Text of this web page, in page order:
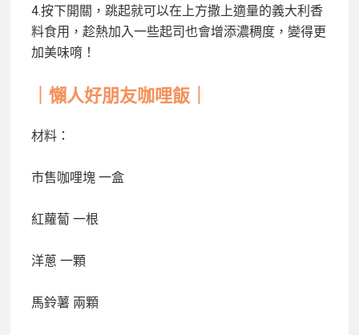
4.按下開關，跳起就可以在上方撒上適量的義大利香
料食用，趁熱加入一些起司也會增添濃稠度，變得更
加美味唷！
｜懶人好朋友咖哩飯｜
材料：
市售咖哩塊 一盒
紅蘿蔔 一根
洋蔥 一顆
馬鈴薯 兩顆